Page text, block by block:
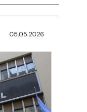
05.05.2026